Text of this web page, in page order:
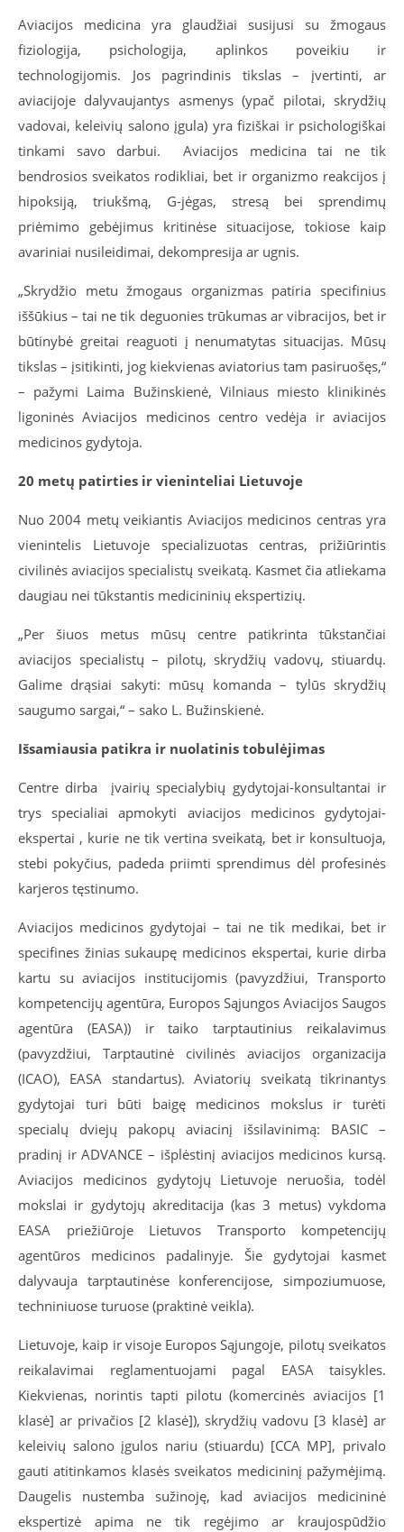
Aviacijos medicina yra glaudžiai susijusi su žmogaus
fiziologija, psichologija, aplinkos poveikiu ir
technologijomis. Jos pagrindinis tikslas – įvertinti, ar
aviacijoje dalyvaujantys asmenys (ypač pilotai, skrydžių
vadovai, keleivių salono įgula) yra fiziškai ir psichologiškai
tinkami savo darbui. Aviacijos medicina tai ne tik
bendrosios sveikatos rodikliai, bet ir organizmo reakcijos į
hipoksiją, triukšmą, G-jėgas, stresą bei sprendimų
priėmimo gebėjimus kritinėse situacijose, tokiose kaip
avariniai nusileidimai, dekompresija ar ugnis.
„Skrydžio metu žmogaus organizmas patiria specifinius
iššūkius – tai ne tik deguonies trūkumas ar vibracijos, bet ir
būtinybė greitai reaguoti į nenumatytas situacijas. Mūsų
tikslas – įsitikinti, jog kiekvienas aviatorius tam pasiruošęs,“
– pažymi Laima Bužinskienė, Vilniaus miesto klinikinės
ligoninės Aviacijos medicinos centro vedėja ir aviacijos
medicinos gydytoja.
20 metų patirties ir vieninteliai Lietuvoje
Nuo 2004 metų veikiantis Aviacijos medicinos centras yra
vienintelis Lietuvoje specializuotas centras, prižiūrintis
civilinės aviacijos specialistų sveikatą. Kasmet čia atliekama
daugiau nei tūkstantis medicininių ekspertizių.
„Per šiuos metus mūsų centre patikrinta tūkstančiai
aviacijos specialistų – pilotų, skrydžių vadovų, stiuardų.
Galime drąsiai sakyti: mūsų komanda – tylūs skrydžių
saugumo sargai,“ – sako L. Bužinskienė.
Išsamiausia patikra ir nuolatinis tobulėjimas
Centre dirba įvairių specialybių gydytojai-konsultantai ir
trys specialiai apmokyti aviacijos medicinos gydytojai-
ekspertai , kurie ne tik vertina sveikatą, bet ir konsultuoja,
stebi pokyčius, padeda priimti sprendimus dėl profesinės
karjeros tęstinumo.
Aviacijos medicinos gydytojai – tai ne tik medikai, bet ir
specifines žinias sukaupę medicinos ekspertai, kurie dirba
kartu su aviacijos institucijomis (pavyzdžiui, Transporto
kompetencijų agentūra, Europos Sąjungos Aviacijos Saugos
agentūra (EASA)) ir taiko tarptautinius reikalavimus
(pavyzdžiui, Tarptautinė civilinės aviacijos organizacija
(ICAO), EASA standartus). Aviatorių sveikatą tikrinantys
gydytojai turi būti baigę medicinos mokslus ir turėti
specialų dviejų pakopų aviacinį išsilavinimą: BASIC –
pradinį ir ADVANCE – išplėstinį aviacijos medicinos kursą.
Aviacijos medicinos gydytojų Lietuvoje neruošia, todėl
mokslai ir gydytojų akreditacija (kas 3 metus) vykdoma
EASA priežiūroje Lietuvos Transporto kompetencijų
agentūros medicinos padalinyje. Šie gydytojai kasmet
dalyvauja tarptautinėse konferencijose, simpoziumuose,
techniniuose turuose (praktinė veikla).
Lietuvoje, kaip ir visoje Europos Sąjungoje, pilotų sveikatos
reikalavimai reglamentuojami pagal EASA taisykles.
Kiekvienas, norintis tapti pilotu (komercinės aviacijos [1
klasė] ar privačios [2 klasė]), skrydžių vadovu [3 klasė] ar
keleivių salono įgulos nariu (stiuardu) [CCA MP], privalo
gauti atitinkamos klasės sveikatos medicininį pažymėjimą.
Daugelis nustemba sužinoję, kad aviacijos medicininė
ekspertizė apima ne tik regėjimo ar kraujospūdžio